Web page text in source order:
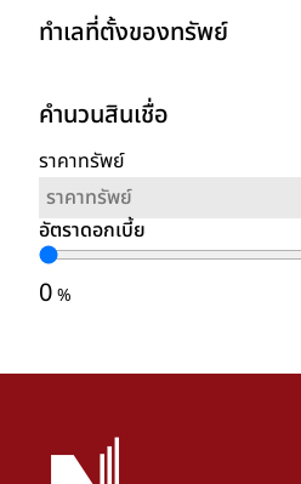
ทำเลที่ตั้งของทรัพย์
คำนวนสินเชื่อ
ราคาทรัพย์
อัตราดอกเบี้ย
0%